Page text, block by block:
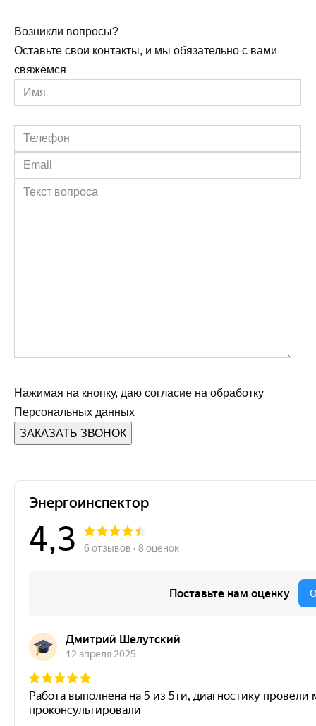
Возникли вопросы?
Оставьте свои контакты, и мы обязательно с вами
свяжемся
Нажимая на кнопку, даю согласие на обработку
Персональных данных